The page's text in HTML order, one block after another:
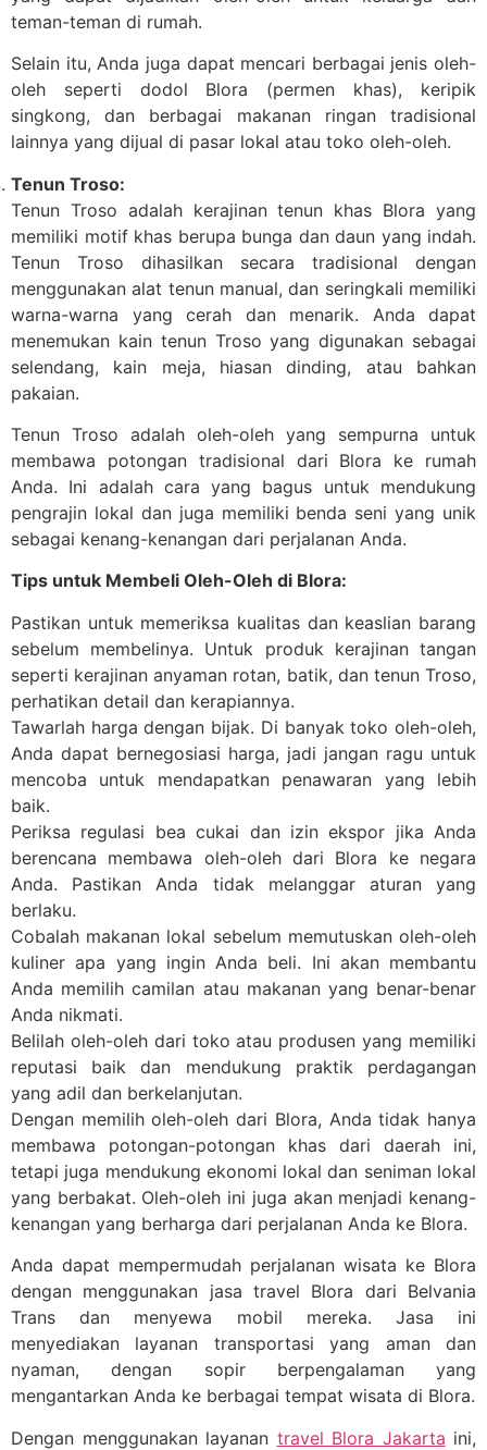
teman-teman di rumah.
Selain itu, Anda juga dapat mencari berbagai jenis oleh-
oleh seperti dodol Blora (permen khas), keripik
singkong, dan berbagai makanan ringan tradisional
lainnya yang dijual di pasar lokal atau toko oleh-oleh.
Tenun Troso:
Tenun Troso adalah kerajinan tenun khas Blora yang
memiliki motif khas berupa bunga dan daun yang indah.
Tenun Troso dihasilkan secara tradisional dengan
menggunakan alat tenun manual, dan seringkali memiliki
warna-warna yang cerah dan menarik. Anda dapat
menemukan kain tenun Troso yang digunakan sebagai
selendang, kain meja, hiasan dinding, atau bahkan
pakaian.
Tenun Troso adalah oleh-oleh yang sempurna untuk
membawa potongan tradisional dari Blora ke rumah
Anda. Ini adalah cara yang bagus untuk mendukung
pengrajin lokal dan juga memiliki benda seni yang unik
sebagai kenang-kenangan dari perjalanan Anda.
Tips untuk Membeli Oleh-Oleh di Blora:
Pastikan untuk memeriksa kualitas dan keaslian barang
sebelum membelinya. Untuk produk kerajinan tangan
seperti kerajinan anyaman rotan, batik, dan tenun Troso,
perhatikan detail dan kerapiannya.
Tawarlah harga dengan bijak. Di banyak toko oleh-oleh,
Anda dapat bernegosiasi harga, jadi jangan ragu untuk
mencoba untuk mendapatkan penawaran yang lebih
baik.
Periksa regulasi bea cukai dan izin ekspor jika Anda
berencana membawa oleh-oleh dari Blora ke negara
Anda. Pastikan Anda tidak melanggar aturan yang
berlaku.
Cobalah makanan lokal sebelum memutuskan oleh-oleh
kuliner apa yang ingin Anda beli. Ini akan membantu
Anda memilih camilan atau makanan yang benar-benar
Anda nikmati.
Belilah oleh-oleh dari toko atau produsen yang memiliki
reputasi baik dan mendukung praktik perdagangan
yang adil dan berkelanjutan.
Dengan memilih oleh-oleh dari Blora, Anda tidak hanya
membawa potongan-potongan khas dari daerah ini,
tetapi juga mendukung ekonomi lokal dan seniman lokal
yang berbakat. Oleh-oleh ini juga akan menjadi kenang-
kenangan yang berharga dari perjalanan Anda ke Blora.
Anda dapat mempermudah perjalanan wisata ke Blora
dengan menggunakan jasa travel Blora dari Belvania
Trans dan menyewa mobil mereka. Jasa ini
menyediakan layanan transportasi yang aman dan
nyaman, dengan sopir berpengalaman yang
mengantarkan Anda ke berbagai tempat wisata di Blora.
Dengan menggunakan layanan travel Blora Jakarta ini,